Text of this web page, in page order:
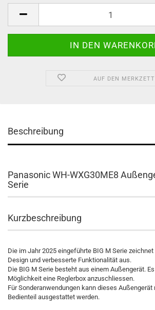
AUF DEN
Beschreibung
Panasonic WH-WXG30ME8
Serie
Kurzbeschreibung
Die im Jahr 2025 eingeführte BIG M Serie
Design und verbesserte Funktionalität aus.
Die BIG M Serie besteht aus einem Außengerät.
Möglichkeit eine Reglerbox anzuschliessen.
Für Sonderanwendungen kann dieses Außengerät
Bedienteil ausgestattet werden.